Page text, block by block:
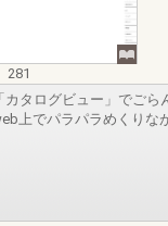
281
カタログビュー」でごら
上でパラパラめくりな